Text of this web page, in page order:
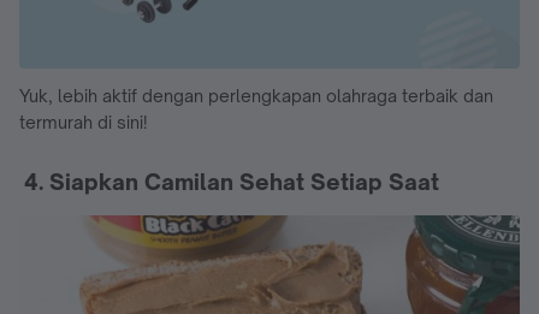
Yuk, lebih aktif dengan perlengkapan olahraga terbaik dan
termurah di sini!
4. Siapkan Camilan Sehat Setiap Saat